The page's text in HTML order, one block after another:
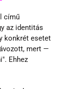
című
az identitás
konkrét esetet
mert —
Ehhez